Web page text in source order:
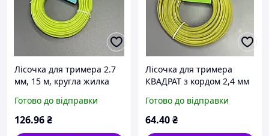
Лісочка для тримера 2.7
мм, 15 м, кругла жилка
металевим тросом,
струна для косарки
Готово до відправки
126.96₴
Лісочка для тримера
КВАДРАТ з кордом 2,4 мм
тримірна, волосінь для
мотокоси
Готово до відправки
64.40₴